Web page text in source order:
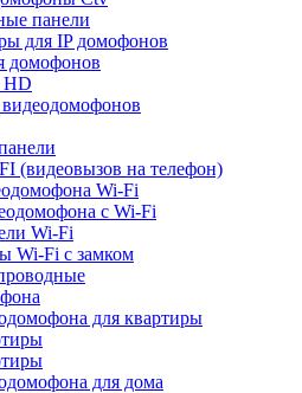
панели
для IP домофонов
домофонов
HD
(видеовызов на телефон)
Wi-Fi
с Wi-Fi
Wi-Fi
Wi-Fi с замком
для квартиры
для дома